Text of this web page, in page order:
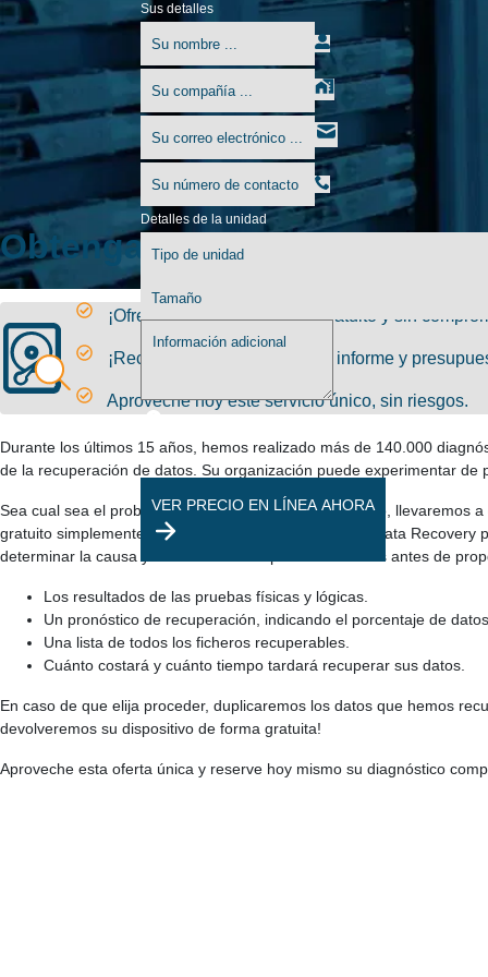
Sus detalles
Detalles de la unidad
VER PRECIO EN LÍNEA AHORA
Obtenga un diagnóstico
¡Ofrecemos un diagnóstico gratuito y sin
¡Reciba una lista de ficheros, informe y
Aproveche hoy este servicio único, sin riesgos.
Durante los últimos 15 años, hemos realizado más de 140.000
de la recuperación de datos. Su organización puede experimentar
Sea cual sea el problema que pueda tener el dispositivo, llevaremos
gratuito simplemente póngase en contacto con Fields Data
determinar la causa y el alcance de su pérdida de datos antes de
Los resultados de las pruebas físicas y lógicas.
Un pronóstico de recuperación, indicando el porcentaje de
Una lista de todos los ficheros recuperables.
Cuánto costará y cuánto tiempo tardará recuperar sus datos.
En caso de que elija proceder, duplicaremos los datos que hemos
devolveremos su dispositivo de forma gratuita!
Aproveche esta oferta única y reserve hoy mismo su diagnóstico